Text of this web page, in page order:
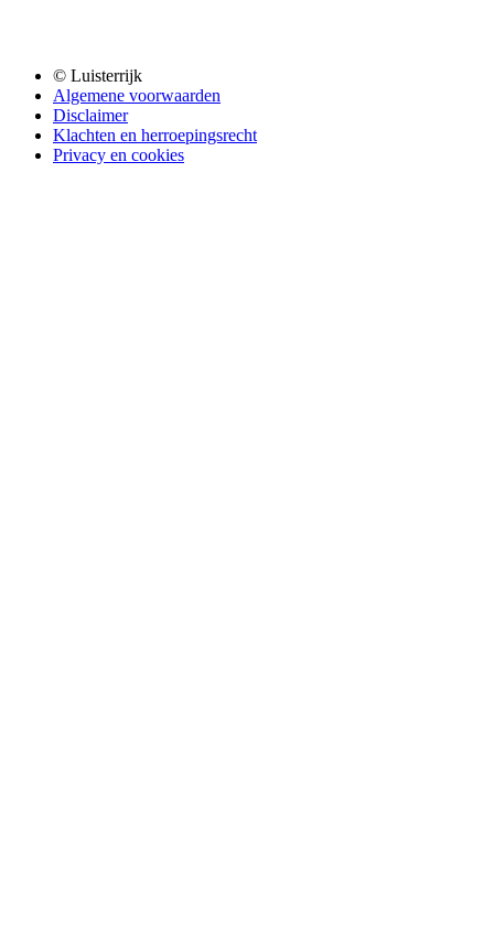
© Luisterrijk
Algemene voorwaarden
Disclaimer
Klachten en herroepingsrecht
Privacy en cookies